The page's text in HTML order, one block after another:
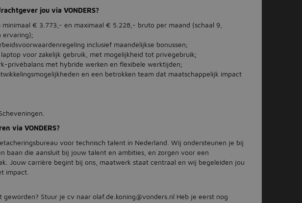
jou via VONDERS?
minimaal € 3.773,- en maximaal € 5.228,- bruto per maand (schaal 9,
ervaring);
inclusief maandelijkse bonussen;
laptop voor zakelijk gebruik, met mogelijkheid tot privégebruik;
privébalans met hybride werken en flexibele werktijden;
en een betrokken team dat maatschappelijk impact
via VONDERS?
voor technisch talent in Nederland. Wij ondersteunen je bij
baan die aansluit bij jouw talent en ambities, en zorgen voor een
Jouw carrière begint bij ons, maatwerk staat centraal en wij begeleiden jou
impact.
geworden? Stuur je cv naar olaf.de.koning@vonders.nl Heb je eerst nog